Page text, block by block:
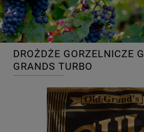
DROŻDŻE GORZELNICZE
GRANDS TURBO